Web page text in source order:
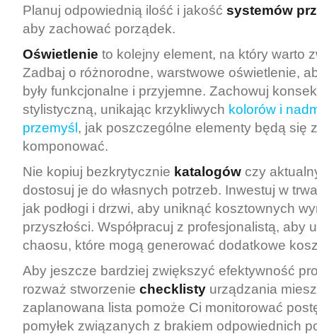
Planuj odpowiednią ilość i jakość systemów
aby zachować porządek.
Oświetlenie to kolejny element, na który warto
Zadbaj o różnorodne, warstwowe oświetlenie,
były funkcjonalne i przyjemne. Zachowuj
stylistyczną, unikając krzykliwych kolorów i
przemyśl , jak poszczególne elementy będą się
komponować.
Nie kopiuj bezkrytycznie katalogów czy
dostosuj je do własnych potrzeb. Inwestuj w
jak podłogi i drzwi, aby uniknąć kosztownych
przyszłości. Współpracuj z profesjonalistą, aby
chaosu, które mogą generować dodatkowe
Aby jeszcze bardziej zwiększyć efektywność
rozważ stworzenie checklisty urządzania
zaplanowana lista pomoże Ci monitorować
pomyłek związanych z brakiem odpowiednich